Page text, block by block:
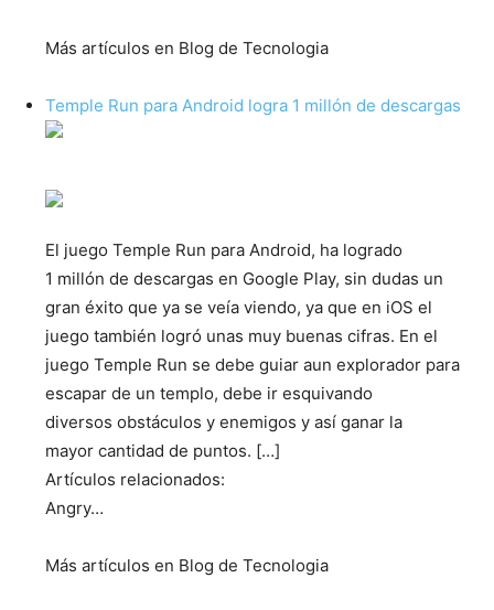
Más artículos en Blog de Tecnologia
Temple Run para Android logra 1 millón de descargas
El juego Temple Run para Android, ha logrado
1 millón de descargas en Google Play, sin dudas un
gran éxito que ya se veía viendo, ya que en iOS el
juego también logró unas muy buenas cifras. En el
juego Temple Run se debe guiar aun explorador para
escapar de un templo, debe ir esquivando
diversos obstáculos y enemigos y así ganar la
mayor cantidad de puntos. […]
Artículos relacionados:
Angry…
Más artículos en Blog de Tecnologia